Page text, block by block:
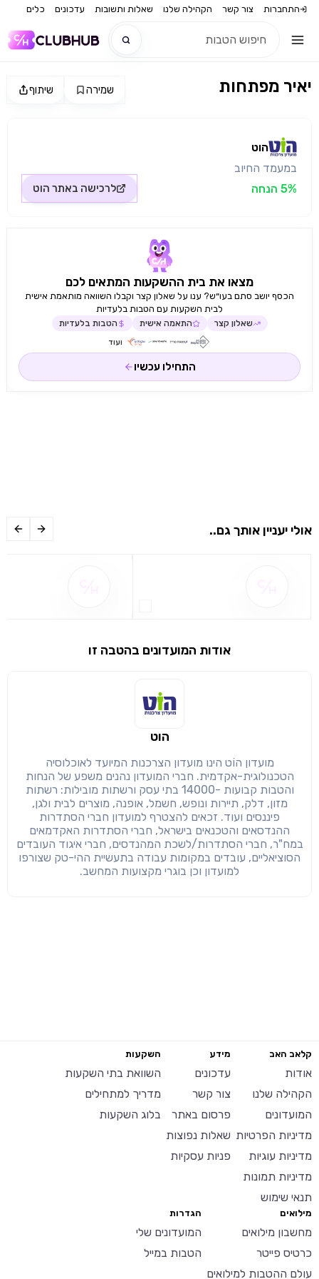
התחברות צור קשר הקהילה שלנו שאלות ותשובות עדכונים כלים
שיתוף
שימו לב!
מימוש הטבה זו ניתן רק לחברי
הבנתי, המשך לאתר
שיתוף שמירה יאיר מפתחות
הוט
במעמד החיוב
5% הנחה
לרכישה באתר הוט
מצאו את בית ההשקעות המתאים לכם
הכסף יושב סתם בעו״ש? ענו על שאלון קצר וקבלו השוואה מותאמת אישית
לבית השקעות עם הטבות בלעדיות
שאלון קצר התאמה אישית הטבות בלעדיות
ועוד
התחילו עכשיו
אולי יעניין אותך גם..
אודות המועדונים בהטבה זו
הוט
מועדון הוֹט הינו מועדון הצרכנות המיועד לאוכלוסיה
הטכנולוגית-אקדמית. חברי המועדון נהנים משפע של הנחות
והטבות קבועות -14000 בתי עסק ורשתות מובילות: רשתות
מזון, דלק, תיירות ונופש, חשמל, אופנה, מוצרים לבית ולגן,
פיננסים ועוד. זכאים להצטרף למועדון חברי הסתדרות
ההנדסאים והטכנאים בישראל, חברי הסתדרות האקדמאים
במח"ר, חברי הסתדרות/לשכת המהנדסים, חברי איגוד העובדים
הסוציאליים, עובדים במקומות עבודה בתעשיית ההי-טק שצורפו
למועדון וכן בוגרי מקצועות המחשב.
קלאב האב
אודות
הקהילה שלנו
המועדונים
מדיניות הפרטיות
מדיניות עוגיות
מדיניות תמונות
תנאי שימוש
מידע
עדכונים
צור קשר
פרסום באתר
שאלות נפוצות
פניות עסקיות
השקעות
השוואת בתי השקעות
מדריך למתחילים
בלוג השקעות
מילואים
מחשבון מילואים
כרטיס פייטר
עולם ההטבות למילואים
הגדרות
המועדונים שלי
הטבות במייל